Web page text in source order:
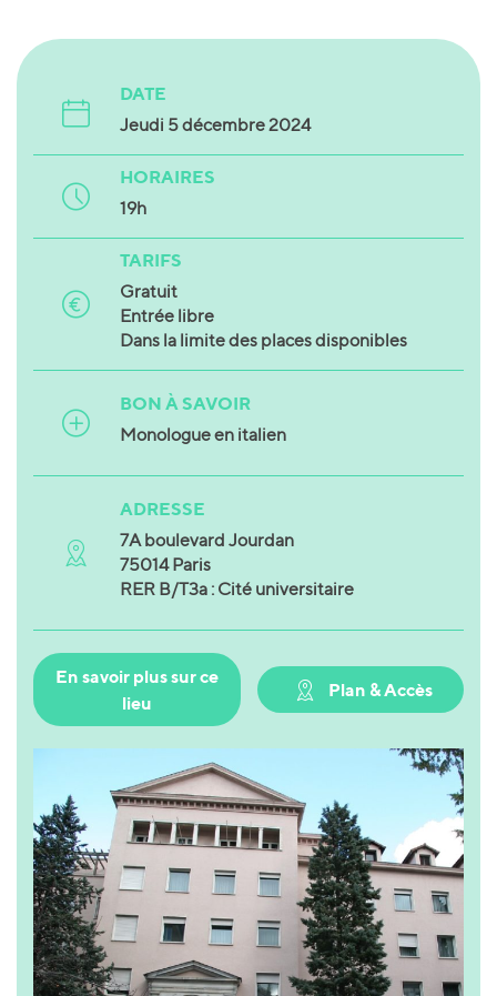
DATE
Jeudi 5 décembre 2024
HORAIRES
19h
TARIFS
Gratuit
Entrée libre
Dans la limite des places disponibles
BON À SAVOIR
Monologue en italien
ADRESSE
7A boulevard Jourdan
75014 Paris
RER B/T3a : Cité universitaire
En savoir plus sur ce
lieu
Plan & Accès